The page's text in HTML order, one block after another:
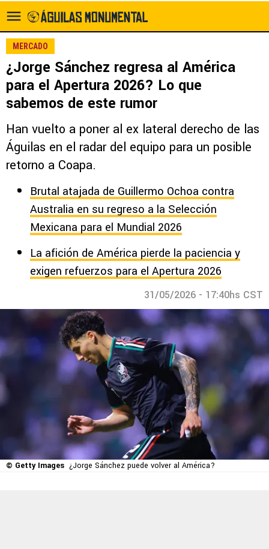
MERCADO
¿Jorge Sánchez regresa al América
para el Apertura 2026? Lo que
sabemos de este rumor
Han vuelto a poner al ex lateral derecho de las
Águilas en el radar del equipo para un posible
retorno a Coapa.
Brutal atajada de Guillermo Ochoa contra
Australia en su regreso a la Selección
Mexicana para el Mundial 2026
La afición de América pierde la paciencia y
exigen refuerzos para el Apertura 2026
31/05/2026 - 17:40hs CST
© Getty Images ¿Jorge Sánchez puede volver al América?